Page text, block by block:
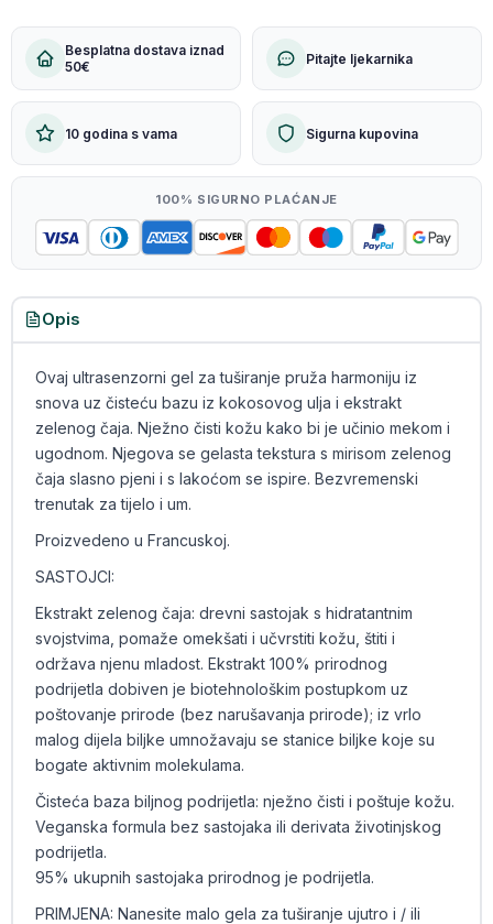
Besplatna dostava iznad
50€
Pitajte ljekarnika
10 godina s vama Sigurna kupovina
100% SIGURNO PLAĆANJE
Opis
Ovaj ultrasenzorni gel za tuširanje pruža harmoniju iz
snova uz čisteću bazu iz kokosovog ulja i ekstrakt
zelenog čaja. Nježno čisti kožu kako bi je učinio mekom i
ugodnom. Njegova se gelasta tekstura s mirisom zelenog
čaja slasno pjeni i s lakoćom se ispire. Bezvremenski
trenutak za tijelo i um.
Proizvedeno u Francuskoj.
SASTOJCI:
Ekstrakt zelenog čaja: drevni sastojak s hidratantnim
svojstvima, pomaže omekšati i učvrstiti kožu, štiti i
održava njenu mladost. Ekstrakt 100% prirodnog
podrijetla dobiven je biotehnološkim postupkom uz
poštovanje prirode (bez narušavanja prirode); iz vrlo
malog dijela biljke umnožavaju se stanice biljke koje su
bogate aktivnim molekulama.
Čisteća baza biljnog podrijetla: nježno čisti i poštuje kožu.
Veganska formula bez sastojaka ili derivata životinjskog
podrijetla.
95% ukupnih sastojaka prirodnog je podrijetla.
PRIMJENA: Nanesite malo gela za tuširanje ujutro i / ili